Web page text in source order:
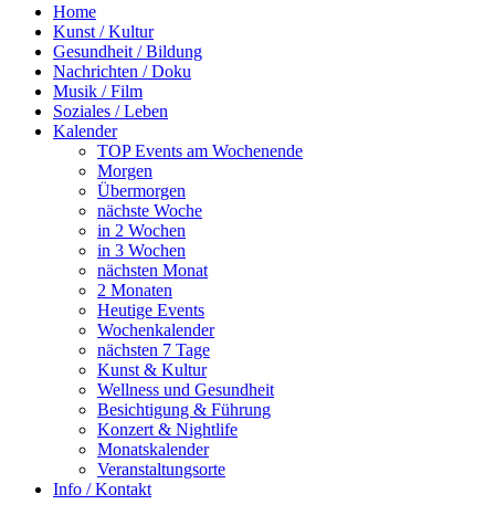
Home
Kunst / Kultur
Gesundheit / Bildung
Nachrichten / Doku
Musik / Film
Soziales / Leben
Kalender
TOP Events am Wochenende
Morgen
Übermorgen
nächste Woche
in 2 Wochen
in 3 Wochen
nächsten Monat
2 Monaten
Heutige Events
Wochenkalender
nächsten 7 Tage
Kunst & Kultur
Wellness und Gesundheit
Besichtigung & Führung
Konzert & Nightlife
Monatskalender
Veranstaltungsorte
Info / Kontakt